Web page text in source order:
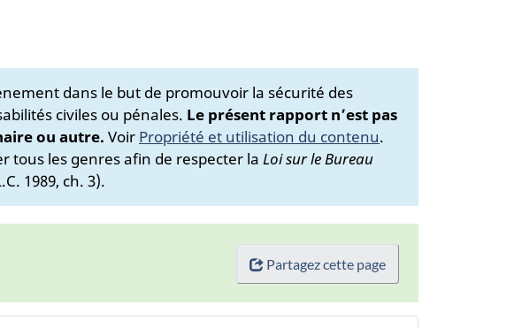
dans le but de promouvoir la sécurité des
civiles ou pénales. Le présent rapport n’est pas
ou autre. Voir Propriété et utilisation du contenu.
tous les genres afin de respecter la Loi sur le Bureau
1989, ch. 3).
Partagez cette page